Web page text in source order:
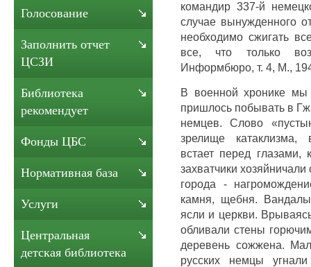
командир 337-й
случае вынужденного
необходимо сжигать
все, что только
Информбюро, т. 4, М.,
В военной хронике
пришлось побывать в
немцев. Слово
зрелище катаклизма,
встает перед глазами,
захватчики
города -
камня, щебня.
ясли и церкви.
обливали стены
деревень сожжена.
русских немцы
Голосование
Заполнить отчет
ЦСЗИ
Библиотека
рекомендует
Фонды ЦБС
Нормативная база
Услуги
Центральная
детская библиотека